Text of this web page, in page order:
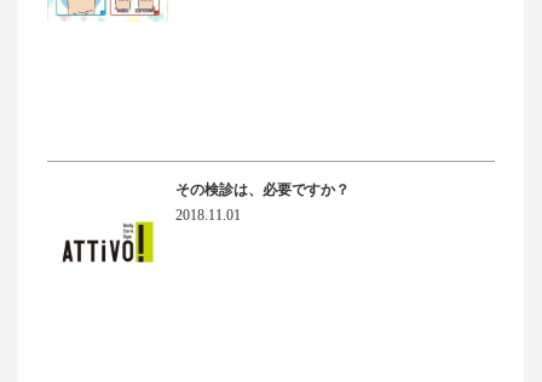
その検診は、必要ですか？
2018.11.01